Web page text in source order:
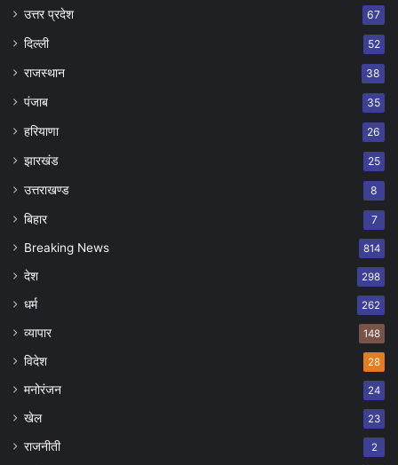
उत्तर प्रदेश 67
दिल्ली 52
राजस्थान 38
पंजाब 35
हरियाणा 26
झारखंड 25
उत्तराखण्ड 8
बिहार 7
Breaking News 814
देश 298
धर्म 262
व्यापार 148
विदेश 28
मनोरंजन 24
खेल 23
राजनीती 2